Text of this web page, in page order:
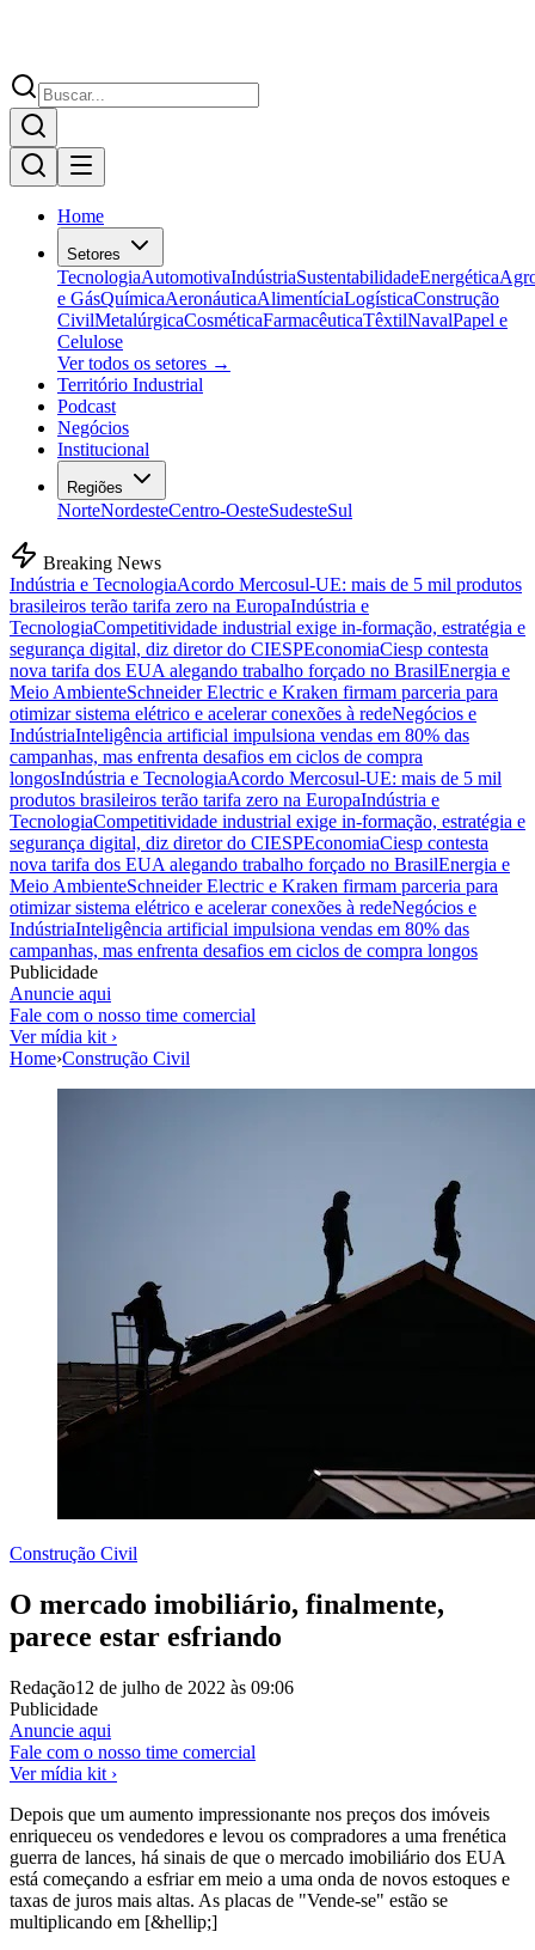
Home
Setores
TecnologiaAutomotivaIndústriaSustentabilidadeEnergética
e GásQuímicaAeronáuticaAlimentíciaLogísticaConstrução
CivilMetalúrgicaCosméticaFarmacêuticaTêxtilNavalPapel e
Celulose
Ver todos os setores →
Território Industrial
Podcast
Negócios
Institucional
Regiões
NorteNordesteCentro-OesteSudesteSul
Breaking News
Indústria e TecnologiaAcordo Mercosul-UE: mais de 5 mil produtos
brasileiros terão tarifa zero na EuropaIndústria e
TecnologiaCompetitividade industrial exige in-formação, estratégia e
segurança digital, diz diretor do CIESPEconomiaCiesp contesta
nova tarifa dos EUA alegando trabalho forçado no BrasilEnergia e
Meio AmbienteSchneider Electric e Kraken firmam parceria para
otimizar sistema elétrico e acelerar conexões à redeNegócios e
IndústriaInteligência artificial impulsiona vendas em 80% das
campanhas, mas enfrenta desafios em ciclos de compra
longosIndústria e TecnologiaAcordo Mercosul-UE: mais de 5 mil
produtos brasileiros terão tarifa zero na EuropaIndústria e
TecnologiaCompetitividade industrial exige in-formação, estratégia e
segurança digital, diz diretor do CIESPEconomiaCiesp contesta
nova tarifa dos EUA alegando trabalho forçado no BrasilEnergia e
Meio AmbienteSchneider Electric e Kraken firmam parceria para
otimizar sistema elétrico e acelerar conexões à redeNegócios e
IndústriaInteligência artificial impulsiona vendas em 80% das
campanhas, mas enfrenta desafios em ciclos de compra longos
Publicidade
Anuncie aqui
Fale com o nosso time comercial
Ver mídia kit ›
Home›Construção Civil
Construção Civil
O mercado imobiliário, finalmente,
parece estar esfriando
Redação12 de julho de 2022 às 09:06
Publicidade
Anuncie aqui
Fale com o nosso time comercial
Ver mídia kit ›
Depois que um aumento impressionante nos preços dos imóveis
enriqueceu os vendedores e levou os compradores a uma frenética
guerra de lances, há sinais de que o mercado imobiliário dos EUA
está começando a esfriar em meio a uma onda de novos estoques e
taxas de juros mais altas. As placas de "Vende-se" estão se
multiplicando em [&hellip;]